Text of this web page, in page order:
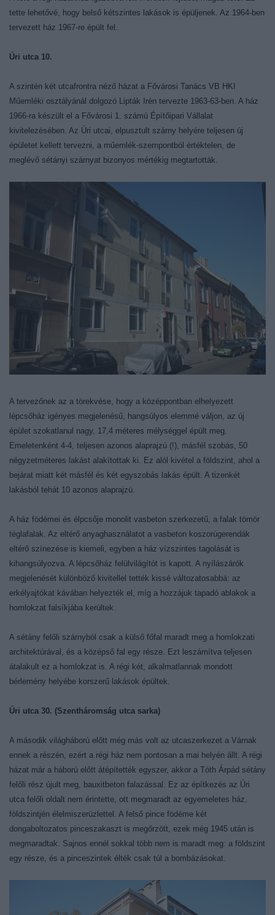
tette lehetővé, hogy belső kétszintes lakások is épüljenek. Az 1964-ben
tervezett ház 1967-re épült fel.
Úri utca 10.
A szintén két utcafrontra néző házat a Fővárosi Tanács VB HKI
Műemléki osztályánál dolgozó Lipták Irén tervezte 1963-63-ben. A ház
1966-ra készült el a Fővárosi 1. számú Építőipari Vállalat
kivitelezésében. Az Úri utcai, elpusztult szárny helyére teljesen új
épületet kellett tervezni, a műemlék-szempontból értéktelen, de
meglévő sétányi szárnyat bizonyos mértékig megtartották.
A tervezőnek az a törekvése, hogy a középpontban elhelyezett
lépcsőház igényes megjelenésű, hangsúlyos elemmé váljon, az új
épület szokatlanul nagy, 17,4 méteres mélységgel épült meg.
Emeletenként 4-4, teljesen azonos alaprajzú (!), másfél szobás, 50
négyzetméteres lakást alakítottak ki. Ez alól kivétel a földszint, ahol a
bejárat miatt két másfél és két egyszobás lakás épült. A tizenkét
lakásból tehát 10 azonos alaprajzú.
A ház födémei és élpcsője monolit vasbeton szerkezetű, a falak tömör
téglafalak. Az eltérő anyaghasználatot a vasbeton koszorúgerendák
eltérő színezése is kiemeli, egyben a ház vízszintes tagolását is
kihangsúlyozva. A lépcsőház felülvilágítót is kapott. A nyílászárók
megjelenését különböző kivitellel tették kissé változatosabbá: az
erkélyajtókat kávában helyezték el, míg a hozzájuk tapadó ablakok a
homlokzat falsíkjába kerültek.
A sétány felőli szárnyból csak a külső főfal maradt meg a homlokzati
architektúrával, és a középső fal egy része. Ezt leszámítva teljesen
átalakult ez a homlokzat is. A régi két, alkalmatlannak mondott
bérlemény helyébe korszerű lakások épültek.
Úri utca 30. (Szentháromság utca sarka)
A második világháború előtt még más volt az utcaszerkezet a Várnak
ennek a részén, ezért a régi ház nem pontosan a mai helyén állt. A régi
házat már a háború előtt átépítették egyszer, akkor a Tóth Árpád sétány
felőli rész újult meg, bauxitbeton falazással. Ez az építkezés az Úri
utca felőli oldalt nem érintette, ott megmaradt az egyemeletes ház,
földszintjén élelmiszerüzlettel. A felső pince födéme két
dongaboltozatos pinceszakaszt is megőrzött, ezek még 1945 után is
megmaradtak. Sajnos ennél sokkal több nem is maradt meg: a földszint
egy része, és a pinceszintek élték csak túl a bombázásokat.